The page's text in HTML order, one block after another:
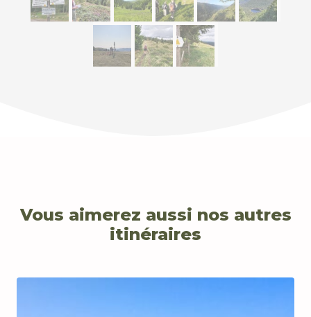
Vous aimerez aussi nos autres
itinéraires